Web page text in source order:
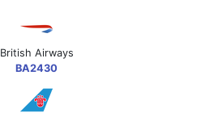
British Airways
BA2430